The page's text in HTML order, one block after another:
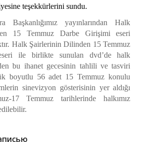
teşekkürlerini sundu.
Başkanlığımız yayınlarındanHalk
15 Temmuz Darbe Girişimi eseri
Halk Şairlerinin Dilinden 15 Temmuz
ile birlikte sunulan dvd’de halk
bu ihanet gecesinin tahlili ve tasviri
boyutlu 56 adet 15 Temmuz konulu
sinevizyon gösterisinin yer aldığı
17 Temmuz tarihlerinde halkımız